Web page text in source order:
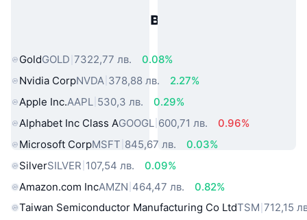
Популярни активи от реалния
GoldGOLD 7322,77 лв.
0.08%
Nvidia CorpNVDA 378,88 лв.
2.27%
Apple Inc.AAPL 530,3 лв.
0.29%
Alphabet Inc Class AGOOGL 600,71 лв.
0.96%
Microsoft CorpMSFT 845,67 лв.
0.03%
SilverSILVER 107,54 лв.
0.09%
Amazon.com IncAMZN 464,47 лв.
0.82%
Taiwan Semiconductor Manufacturing Co LtdTSM 712,15